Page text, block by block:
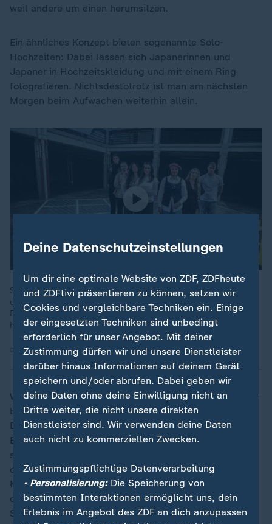
weil andere um einen herumsitzen.
Ein ähnliches Konzept bieten sogenannte Solo-
Hochzeiten: Dabei lassen sich Japanerinnen und
Japaner in Hochzeitskleidung und mit einem Ring
fotografieren. Nichtsdestotrotz ist man am nächsten
Morgen beim Aufwachen weiterhin allein.
Sind Dating Apps wie Hinge und Bumble Schuld an
unverbindlichen Situationships und enttäuschten
Erwartungen? Oder sind sie der realistischste Weg, in der
heutigen Welt jemanden kennenzulernen?
04.02.2026 | 35:08 min
Wer das ändern möchte, greift auf Anbieter zurück, die
bei der organisierten Suche nach Liebe helfen. In
Dating-Kursen sollen Frauen lernen, wie sie sich einen
Ehemann angeln und halten können. Zum Teil mit sehr
speziellen Ratschlägen: Wer perfekt sein möchte, so
die Kursleiterin, solle darauf achten, richtig zu sitzen.
Man lehne sich nicht an und nehme etwa 60 Prozent
der Sitzfläche ein. Selbst für das Aufheben eines
Stiftes gibt es eine Etikette. Männer lernen in den
Deine Datenschutzeinstellungen
Um dir eine optimale Website von ZDF, ZDFheute
und ZDFtivi präsentieren zu können, setzen wir
Cookies und vergleichbare Techniken ein. Einige
der eingesetzten Techniken sind unbedingt
erforderlich für unser Angebot. Mit deiner
Zustimmung dürfen wir und unsere Dienstleister
darüber hinaus Informationen auf deinem Gerät
speichern und/oder abrufen. Dabei geben wir
deine Daten ohne deine Einwilligung nicht an
Dritte weiter, die nicht unsere direkten
Dienstleister sind. Wir verwenden deine Daten
auch nicht zu kommerziellen Zwecken.
Zustimmungspflichtige Datenverarbeitung
• Personalisierung:Die Speicherung von
bestimmten Interaktionen ermöglicht uns, dein
Erlebnis im Angebot des ZDF an dich anzupassen